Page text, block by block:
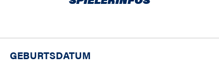
GEBURTSDATUM